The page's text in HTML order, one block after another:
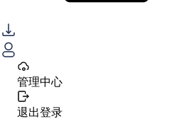
管理中心
退出登录